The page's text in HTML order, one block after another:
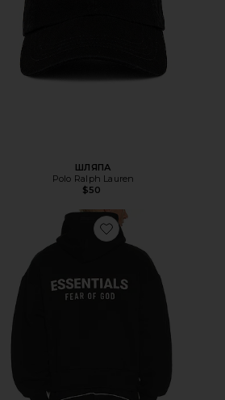
ШЛЯПА
Polo Ralph Lauren
$50
Favorite ХУДИ